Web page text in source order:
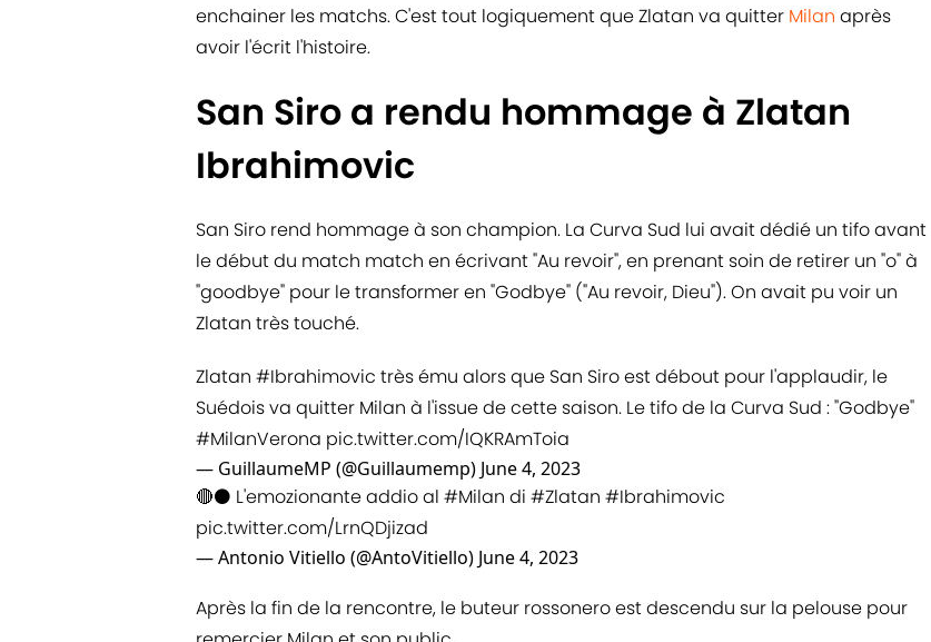
enchainer les matchs. C'est tout logiquement que Zlatan va quitter Milan après
avoir l'écrit l'histoire.
San Siro a rendu hommage à Zlatan
Ibrahimovic
San Siro rend hommage à son champion. La Curva Sud lui avait dédié un tifo avant
le début du match match en écrivant "Au revoir", en prenant soin de retirer un "o" à
"goodbye" pour le transformer en "Godbye" ("Au revoir, Dieu"). On avait pu voir un
Zlatan très touché.
Zlatan #Ibrahimovic très ému alors que San Siro est débout pour l'applaudir, le
Suédois va quitter Milan à l'issue de cette saison. Le tifo de la Curva Sud : "Godbye"
#MilanVerona pic.twitter.com/IQKRAmToia
— GuillaumeMP (@Guillaumemp) June 4, 2023
🔴⚫️ L'emozionante addio al #Milan di #Zlatan #Ibrahimovic
pic.twitter.com/LrnQDjizad
— Antonio Vitiello (@AntoVitiello) June 4, 2023
Après la fin de la rencontre, le buteur rossonero est descendu sur la pelouse pour